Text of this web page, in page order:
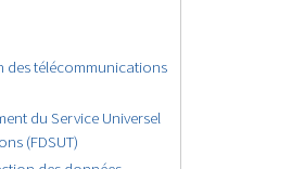
des télécommunications
du Service Universel
(FDSUT)